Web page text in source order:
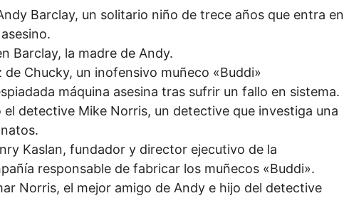
Barclay, un solitario niño de trece años que entra en
Barclay, la madre de Andy.
Chucky, un inofensivo muñeco «Buddi»
máquina asesina tras sufrir un fallo en sistema.
el detective Mike Norris, un detective que investiga una
Kaslan, fundador y director ejecutivo de la
responsable de fabricar los muñecos «Buddi».
Norris, el mejor amigo de Andy e hijo del detective